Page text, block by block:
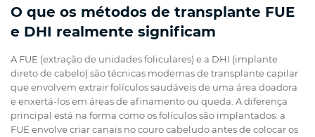
O que os métodos de transplante FUE
e DHI realmente significam
A FUE (extração de unidades foliculares) e a DHI (implante
direto de cabelo) são técnicas modernas de transplante capilar
que envolvem extrair folículos saudáveis de uma área doadora
e enxertá-los em áreas de afinamento ou queda. A diferença
principal está na forma como os folículos são implantados: a
FUE envolve criar canais no couro cabeludo antes de colocar os